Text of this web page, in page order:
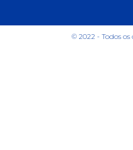
© 2022 - Todos os